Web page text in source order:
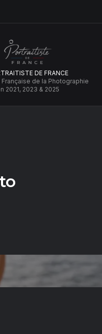
DE FRANCE
de la Photographie
2021, 2023 & 2025